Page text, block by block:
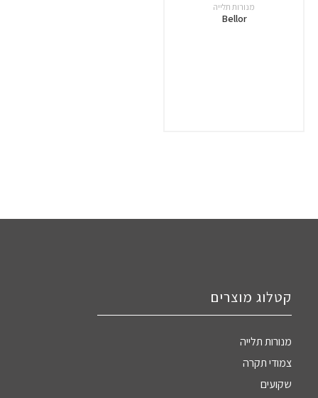
מנורות תלייה
Bellor
קטלוג מוצרים
מנורות תלייה
צמודי תקרה
שקועים